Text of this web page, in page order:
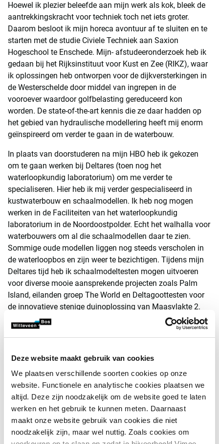
Deze website maakt gebruik van cookies
We plaatsen verschillende soorten cookies op onze
website. Functionele en analytische cookies plaatsen we
altijd. Deze zijn noodzakelijk om de website goed te laten
werken en het gebruik te kunnen meten. Daarnaast
maakt onze website gebruik van cookies die niet
noodzakelijk zijn, maar wel nuttig. Zoals cookies om
Hoewel ik plezier beleefde aan mijn werk als kok, bleek de
aantrekkingskracht voor techniek toch net iets groter.
Daarom besloot ik mijn horeca avontuur af te sluiten en te
starten met de studie Civiele Techniek aan Saxion
Hogeschool te Enschede. Mijn- afstudeeronderzoek heb ik
gedaan bij het Rijksinstituut voor Kust en Zee (RIKZ), waar
ik oplossingen heb ontworpen voor de dijkversterkingen in
de Westerschelde door middel van ingrepen in de
vooroever waardoor golfbelasting gereduceerd kon
worden. De state-of-the-art kennis die ze daar hadden op
het gebied van hydraulische modellering heeft mij enorm
geïnspireerd om verder te gaan in de waterbouw.
In plaats van doorstuderen na mijn HBO heb ik gekozen
om te gaan werken bij Deltares (toen nog het
waterloopkundig laboratorium) om me verder te
specialiseren. Hier heb ik mij verder gespecialiseerd in
kustwaterbouw en schaalmodellen. Ik heb nog mogen
werken in de Faciliteiten van het waterloopkundig
laboratorium in de Noordoostpolder. Echt het walhalla voor
waterbouwers om al die schaalmodellen daar te zien.
Sommige oude modellen liggen nog steeds verscholen in
de waterloopbos en zijn weer te bezichtigen. Tijdens mijn
Deltares tijd heb ik schaalmodeltesten mogen uitvoeren
voor diverse mooie aansprekende projecten zoals Palm
Island, eilanden groep The World en Deltagoottesten voor
de innovatieve stenige duinoplossing van Maasvlakte 2.
Na acht jaar besloot ik de overstap te maken naar
Witteveen+Bos. Ik ben dus een zij-instromer zoals dat zo
de inhoudelijke kennis en betrokkenheid van mensen van
Witteveen+Bos, waarmee ik mijn Deltares-tijd heb mogen
samenwerken aan projecten.
Binnen Witteveen+Bos heb ik in projecten vaak de rol van
inhoudelijk specialist op het gebied van waterbouwkundig
ontwerp (golfbrekers, bodembeschermingen, dijken). De
laatste zeven jaren is het project Afsluitdijk één van mijn